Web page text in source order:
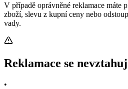
V případě oprávněné reklamace máte
zboží, slevu z kupní ceny nebo
vady.
Reklamace se
•